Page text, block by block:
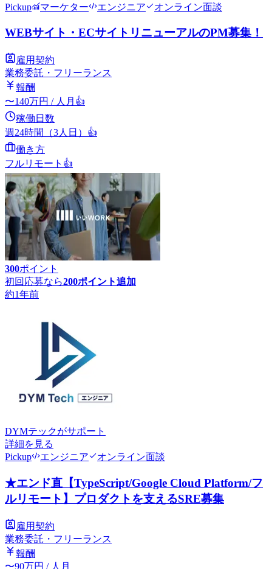
Pickup
マーケター エンジニア オンライン面談
WEBサイト・ECサイトリニューアルのPM募集！
雇用契約
業務委託・フリーランス
報酬
〜140万円 / 人月 👍
稼働日数
週24時間（3人日） 👍
働き方
フルリモート 👍
300ポイント
初回応募なら200ポイント追加
約1年前
DYMテックがサポート
詳細を見る
Pickup
エンジニア オンライン面談
★エンド直【TypeScript/Google Cloud Platform/フ
ルリモート】プロダクトを支えるSRE募集
雇用契約
業務委託・フリーランス
報酬
〜90万円 / 人月